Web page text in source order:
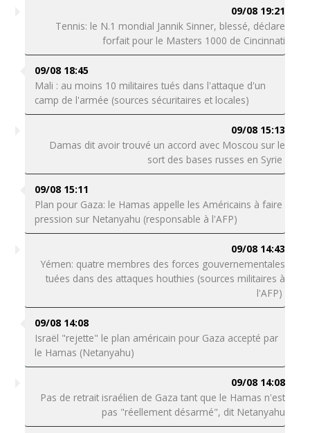
09/08 19:21
Tennis: le N.1 mondial Jannik Sinner, blessé, déclare
forfait pour le Masters 1000 de Cincinnati
09/08 18:45
Mali : au moins 10 militaires tués dans l'attaque d'un
camp de l'armée (sources sécuritaires et locales)
09/08 15:13
Damas dit avoir trouvé un accord avec Moscou sur le
sort des bases russes en Syrie
09/08 15:11
Plan pour Gaza: le Hamas appelle les Américains à faire
pression sur Netanyahu (responsable à l'AFP)
09/08 14:43
Yémen: quatre membres des forces gouvernementales
tuées dans des attaques houthies (sources militaires à
l'AFP)
09/08 14:08
Israël "rejette" le plan américain pour Gaza accepté par
le Hamas (Netanyahu)
09/08 14:08
Pas de retrait israélien de Gaza tant que le Hamas n'est
pas "réellement désarmé", dit Netanyahu